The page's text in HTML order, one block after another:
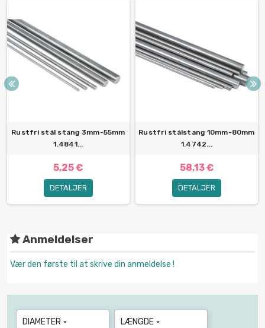
Rustfri stål stang 3mm-55mm
1.4841...
5,25 €
DETALJER
Rustfri stålstang 10mm-80mm
1.4742...
58,13 €
DETALJER
Anmeldelser
Vær den første til at skrive din anmeldelse !
DIAMETER  LÆNGDE 